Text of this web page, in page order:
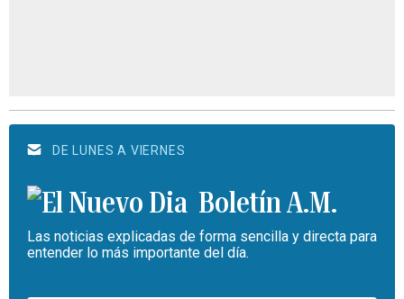
DE LUNES A VIERNES
Boletín A.M.
Las noticias explicadas de forma sencilla y directa para
entender lo más importante del día.